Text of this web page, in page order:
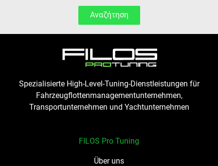
Αναζήτηση
Spezialisierte High-Level-Tuning-Dienstleistungen für
Fahrzeugflottenmanagementunternehmen,
Transportunternehmen und Yachtunternehmen
FILOS Pro Tuning
Über uns